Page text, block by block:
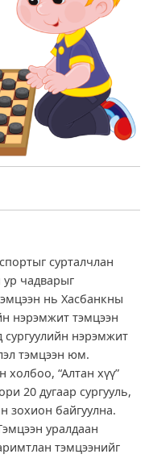
сурталчлан
чадварыг
нь Хасбанкны
нэрэмжит тэмцээн
сургуулийн нэрэмжит
тэмцээн юм.
“Алтан хүү”
20 дугаар сургууль,
зохион байгуулна.
уралдаан
тэмцээнийг